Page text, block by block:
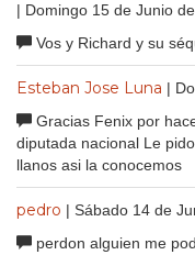
| Domingo 15 de Junio
Vos y Richard y su
Esteban Jose Luna |
Gracias Fenix por
diputada nacional Le
llanos asi la conocemos
pedro | Sábado 14 de
perdon alguien me